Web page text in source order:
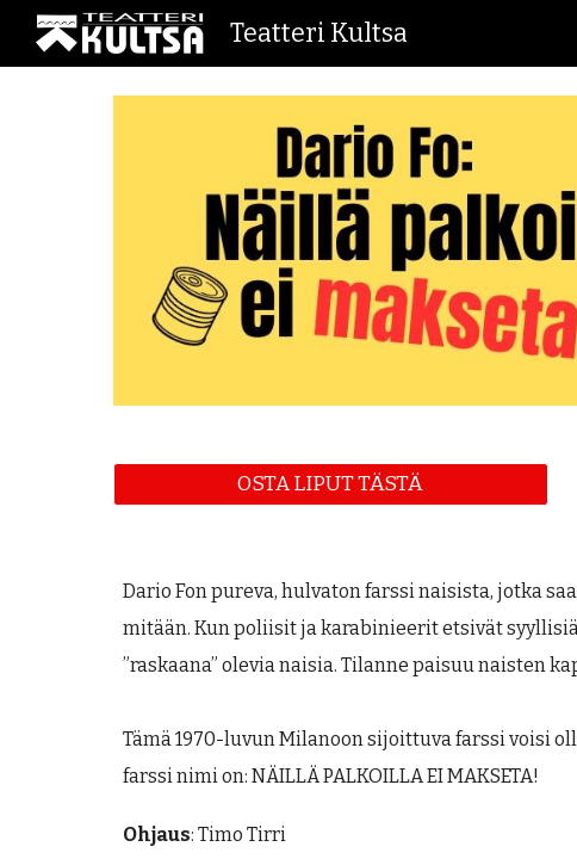
Teatteri Kultsa
OSTA LIPUT TÄSTÄ
Dario Fon pureva, hulvaton farssi naisista, jotka
mitään. Kun poliisit ja karabinieerit etsivät
”raskaana” olevia naisia. Tilanne paisuu naisten
Tämä 1970-luvun Milanoon sijoittuva farssi voisi
farssi nimi on: NÄILLÄ PALKOILLA EI MAKSETA!
Ohjaus: Timo Tirri